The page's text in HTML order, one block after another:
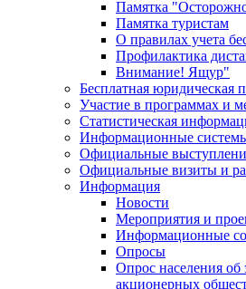
Памятка
Памятка туристам
О правилах учета
Профилактика
Внимание! Ящур"
Бесплатная юридическая
Участие в программах и
Статистическая
Информационные
Официальные
Официальные визиты и
Информация
Новости
Мероприятия и
Информационные
Опросы
Опрос населения об
акционерных